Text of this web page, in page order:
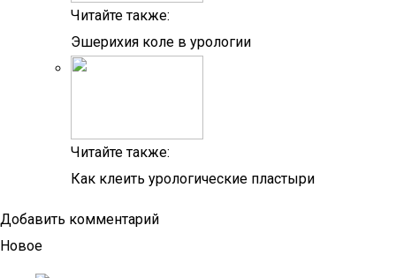
Читайте также:
Эшерихия коле в урологии
Читайте также:
Как клеить урологические пластыри
Добавить комментарий
Новое